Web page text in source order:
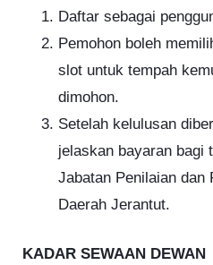
Daftar sebagai
Pemohon boleh
slot untuk tempah
dimohon.
Setelah kelulusan
jelaskan bayaran bagi
Jabatan Penilaian dan
Daerah Jerantut.
KADAR SEWAAN DEWAN